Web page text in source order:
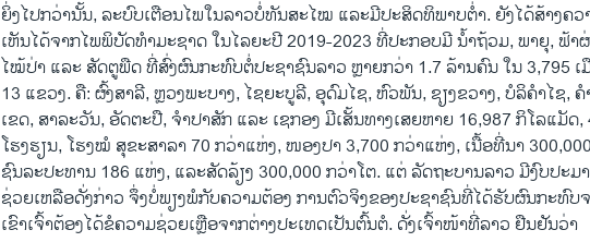
ຍິ່ງໄປກວ່ານັ້ນ, ລະບົບເຕືອນໄພໃນລາວບໍ່ທັນສະໄໝ ແລະມີປະສິດທິພາບຕໍ່າ. ຍັງ​ໄດ້​ສ້າງ​ຄ
ເຫັນໄດ້ຈາກໄພພິບັດທຳມະຊາດ ໃນໄລຍະປີ 2019-2023 ທີ່ປະກອບມີ ນໍ້າຖ້ວມ, ພາຍຸ, ຟ້າ
ໄໝ້ປ່າ ແລະ ສັດຕູພືດ ທີ່ສົ່ງຜົນກະທົບຕໍ່ປະຊາຊົນລາວ ຫຼາຍກວ່າ 1.7 ລ້ານຄົນ ໃນ 3,795 ເ
13 ແຂວງ. ຄື: ຜົ້ງສາລີ, ຫຼວງພະບາງ, ໄຊຍະບູລີ, ອຸດົມໄຊ, ຫົວພັນ, ຊຽງຂວາງ, ບໍລິຄຳໄຊ,
ເຂດ, ສາລະວັນ, ອັດຕະປື, ຈຳປາສັກ ແລະ ເຊກອງ ມີເສັ້ນທາງເສຍຫາຍ 16,987 ກິໂລແມັດ,
ໂຮງຮຽນ, ໂຮງໝໍ ສຸຂະສາລາ 70 ກວ່າແຫ່ງ, ໜອງປາ 3,700 ກວ່າແຫ່ງ, ເນື້ອທີ່ນາ
ຊົນລະປະທານ 186 ແຫ່ງ, ແລະສັດລ້ຽງ 300,000 ກວ່າໂຕ. ແຕ່ ລັດຖະບານລາວ ມີງົບປະ
ຊ່ວຍເຫລືອດັ່ງກ່າວ ຈຶ່ງບໍ່ພຽງພໍກັບຄວາມຕ້ອງ ການຕົວຈິງຂອງປະຊາຊົນທີ່ໄດ້ຮັບຜົນກະທົບ
ເຂົາເຈົ້າຕ້ອງໄດ້ຂໍຄວາມຊ່ວຍເຫຼືອຈາກຕ່າງປະເທດເປັນຕົ້ນຕໍ. ດັ່ງເຈົ້າໜ້າທີ່ລາວ ຢືນຢັນວ່າ